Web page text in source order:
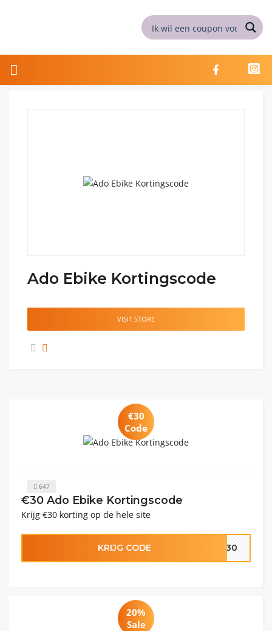
Ado Ebike Kortingscode
VISIT STORE
€30
Code
647
€30 Ado Ebike Kortingscode
Krijg €30 korting op de hele site
KRIJG CODE ly30
20%
Sale